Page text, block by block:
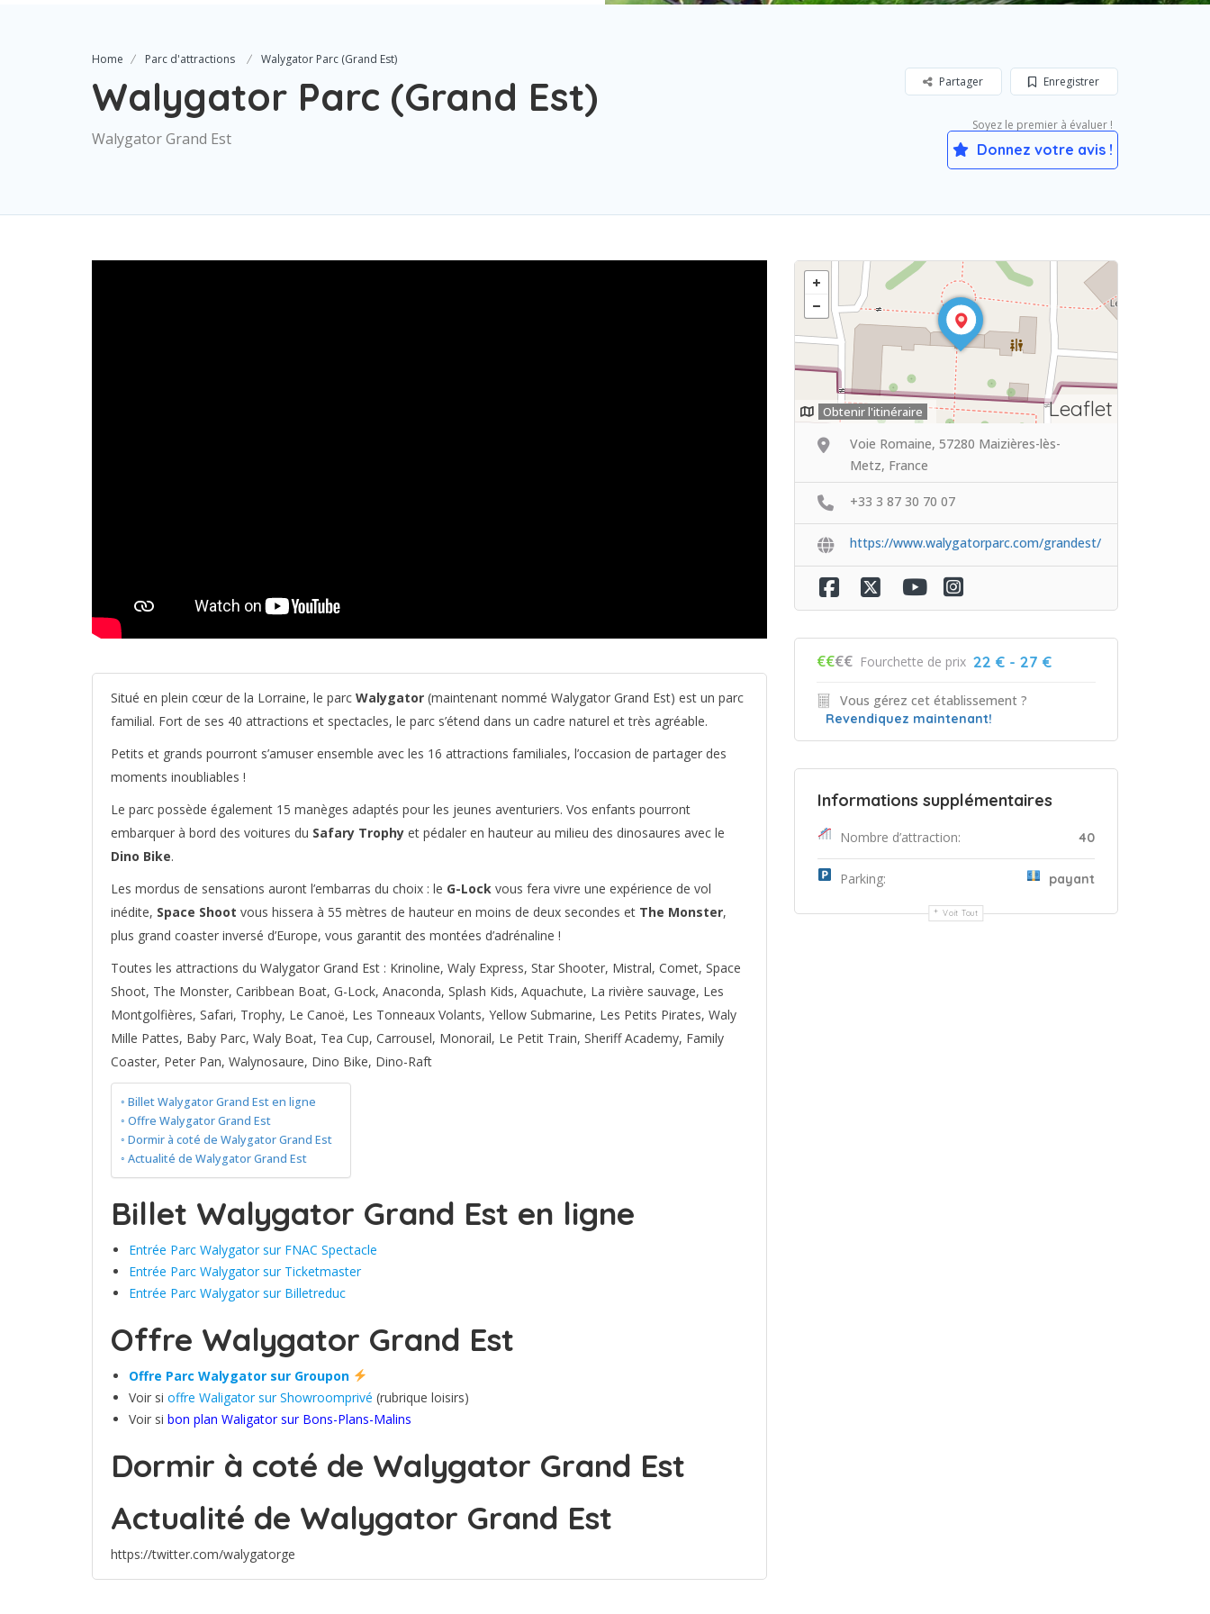
Home Parc d'attractions Walygator Parc (Grand Est)
Walygator Parc (Grand Est)
Walygator Grand Est
Enregistrer
Partager
Soyez le premier à évaluer !
Donnez votre avis !
Situé en plein cœur de la Lorraine, le parc Walygator (maintenant nommé Walygator Grand Est) est un parc
familial. Fort de ses 40 attractions et spectacles, le parc s’étend dans un cadre naturel et très agréable.
Petits et grands pourront s’amuser ensemble avec les 16 attractions familiales, l’occasion de partager des
moments inoubliables !
Le parc possède également 15 manèges adaptés pour les jeunes aventuriers. Vos enfants pourront
embarquer à bord des voitures du Safary Trophy et pédaler en hauteur au milieu des dinosaures avec le
Dino Bike.
Les mordus de sensations auront l’embarras du choix : le G-Lock vous fera vivre une expérience de vol
inédite, Space Shoot vous hissera à 55 mètres de hauteur en moins de deux secondes et The Monster,
plus grand coaster inversé d’Europe, vous garantit des montées d’adrénaline !
Toutes les attractions du Walygator Grand Est : Krinoline, Waly Express, Star Shooter, Mistral, Comet, Space
Shoot, The Monster, Caribbean Boat, G-Lock, Anaconda, Splash Kids, Aquachute, La rivière sauvage, Les
Montgolfières, Safari, Trophy, Le Canoë, Les Tonneaux Volants, Yellow Submarine, Les Petits Pirates, Waly
Mille Pattes, Baby Parc, Waly Boat, Tea Cup, Carrousel, Monorail, Le Petit Train, Sheriff Academy, Family
Coaster, Peter Pan, Walynosaure, Dino Bike, Dino-Raft
Billet Walygator Grand Est en ligne
Offre Walygator Grand Est
Dormir à coté de Walygator Grand Est
Actualité de Walygator Grand Est
Billet Walygator Grand Est en ligne
Entrée Parc Walygator sur FNAC Spectacle
Entrée Parc Walygator sur Ticketmaster
Entrée Parc Walygator sur Billetreduc
Offre Walygator Grand Est
Offre Parc Walygator sur Groupon
Voir si offre Waligator sur Showroomprivé (rubrique loisirs)
Voir si bon plan Waligator sur Bons-Plans-Malins
Dormir à coté de Walygator Grand Est
Actualité de Walygator Grand Est
https://twitter.com/walygatorge
Leaflet
Obtenir l'itinéraire
Voie Romaine, 57280 Maizières-lès-
Metz, France
+33 3 87 30 70 07
https://www.walygatorparc.com/grandest/
€€€€ Fourchette de prix 22 € - 27 €
Vous gérez cet établissement ?
Revendiquez maintenant!
Informations supplémentaires
Nombre d’attraction: 40
Parking: payant
Voit Tout